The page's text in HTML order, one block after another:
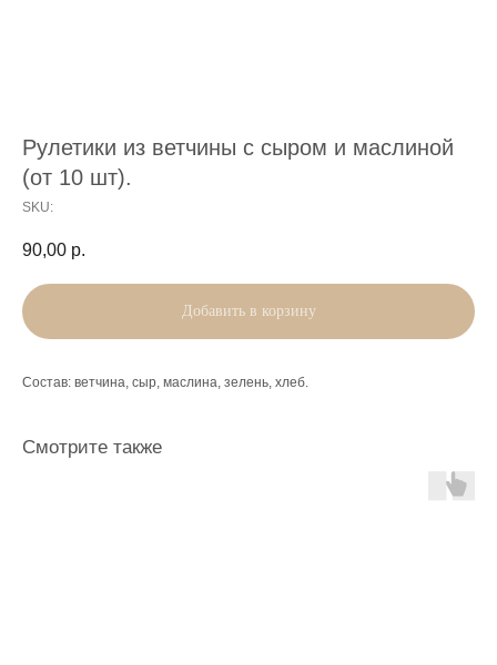
Рулетики из ветчины с сыром и маслиной
(от 10 шт).
SKU:
90,00 р.
Добавить в корзину
Состав: ветчина, сыр, маслина, зелень, хлеб.
Смотрите также